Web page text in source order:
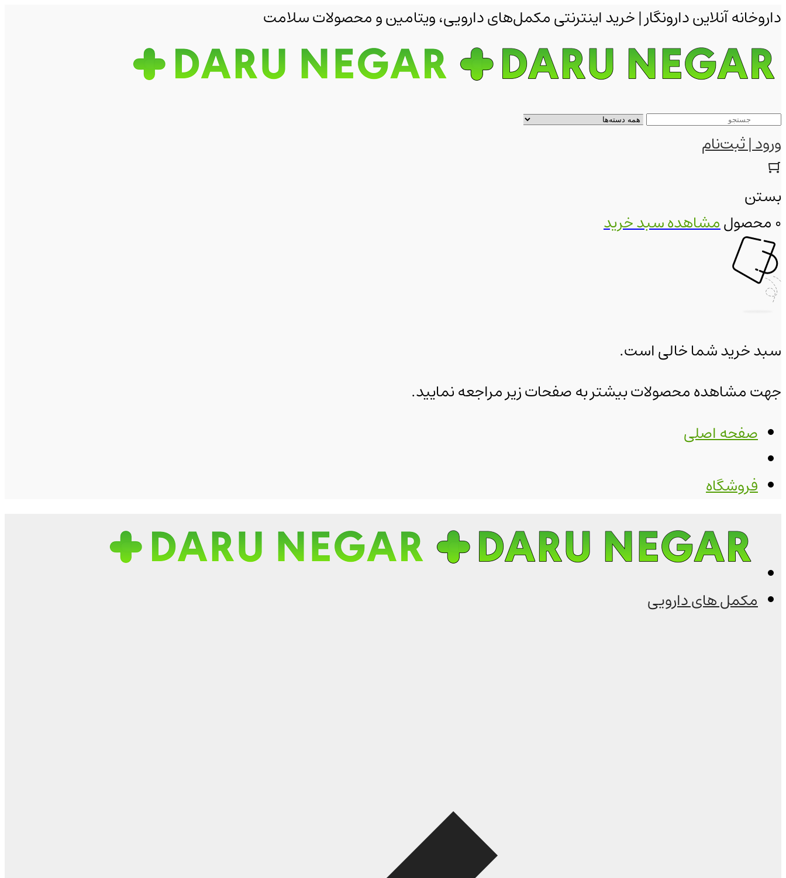
داروخانه آنلاین دارونگار | خرید اینترنتی مکمل‌های دارویی، ویتامین و محصولات سلامت
ورود | ثبت‌نام
بستن
0 محصول
مشاهده سبد خرید
سبد خرید شما خالی است.
جهت مشاهده محصولات بیشتر به صفحات زیر مراجعه نمایید.
صفحه اصلی
فروشگاه
مکمل های دارویی